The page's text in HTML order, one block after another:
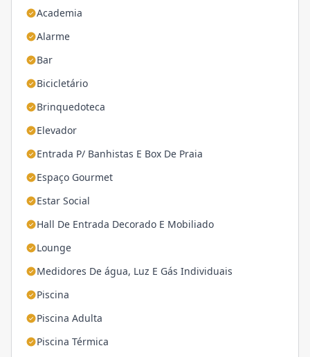
Academia
Alarme
Bar
Bicicletário
Brinquedoteca
Elevador
Entrada P/ Banhistas E Box De Praia
Espaço Gourmet
Estar Social
Hall De Entrada Decorado E Mobiliado
Lounge
Medidores De água, Luz E Gás Individuais
Piscina
Piscina Adulta
Piscina Térmica